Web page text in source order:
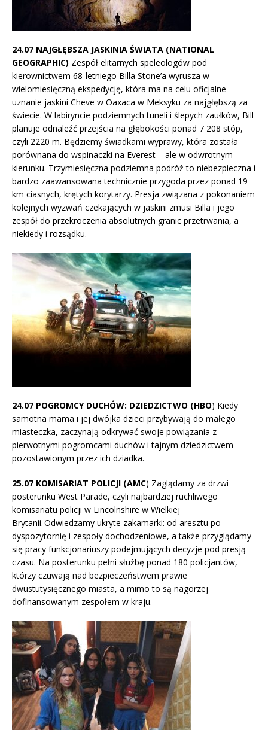
24.07 NAJGŁĘBSZA JASKINIA ŚWIATA (NATIONAL
GEOGRAPHIC) Zespół elitarnych speleologów pod
kierownictwem 68-letniego Billa Stone’a wyrusza w
wielomiesięczną ekspedycję, która ma na celu oficjalne
uznanie jaskini Cheve w Oaxaca w Meksyku za najgłębszą za
świecie. W labiryncie podziemnych tuneli i ślepych zaułków, Bill
planuje odnaleźć przejścia na głębokości ponad 7 208 stóp,
czyli 2220 m. Będziemy świadkami wyprawy, która została
porównana do wspinaczki na Everest – ale w odwrotnym
kierunku. Trzymiesięczna podziemna podróż to niebezpieczna i
bardzo zaawansowana technicznie przygoda przez ponad 19
km ciasnych, krętych korytarzy. Presja związana z pokonaniem
kolejnych wyzwań czekających w jaskini zmusi Billa i jego
zespół do przekroczenia absolutnych granic przetrwania, a
niekiedy i rozsądku.
24.07 POGROMCY DUCHÓW: DZIEDZICTWO (HBO) Kiedy
samotna mama i jej dwójka dzieci przybywają do małego
miasteczka, zaczynają odkrywać swoje powiązania z
pierwotnymi pogromcami duchów i tajnym dziedzictwem
pozostawionym przez ich dziadka.
25.07 KOMISARIAT POLICJI (AMC) Zaglądamy za drzwi
posterunku West Parade, czyli najbardziej ruchliwego
komisariatu policji w Lincolnshire w Wielkiej
Brytanii. Odwiedzamy ukryte zakamarki: od aresztu po
dyspozytornię i zespoły dochodzeniowe, a także przyglądamy
się pracy funkcjonariuszy podejmujących decyzje pod presją
czasu. Na posterunku pełni służbę ponad 180 policjantów,
którzy czuwają nad bezpieczeństwem prawie
dwustutysięcznego miasta, a mimo to są nagorzej
dofinansowanym zespołem w kraju.